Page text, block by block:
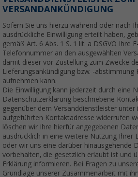
VERSANDANKÜNDIGUNG
Sofern Sie uns hierzu während oder nach
ausdrückliche Einwilligung erteilt haben,
gemäß Art. 6 Abs. 1 S. 1 lit. a DSGVO Ihre
Telefonnummer an den ausgewählten
damit dieser vor Zustellung zum Zwecke
Lieferungsankündigung bzw. -abstimmung
aufnehmen kann.
Die Einwilligung kann jederzeit durch eine
Datenschutzerklärung beschriebene
gegenüber dem Versanddienstleister unter
aufgeführten Kontaktadresse widerrufen
löschen wir Ihre hierfür angegebenen
ausdrücklich in eine weitere Nutzung Ihrer
oder wir uns eine darüber hinausgehende
vorbehalten, die gesetzlich erlaubt ist und
Erklärung informieren. Bei Fragen zu
Grundlage unserer Zusammenarbeit mit